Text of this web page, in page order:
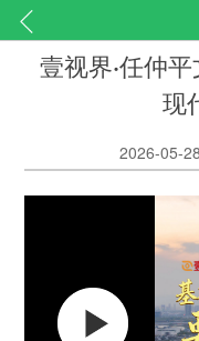
壹视界·任仲
现
2026-05-